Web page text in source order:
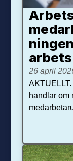
26 april
handlar om